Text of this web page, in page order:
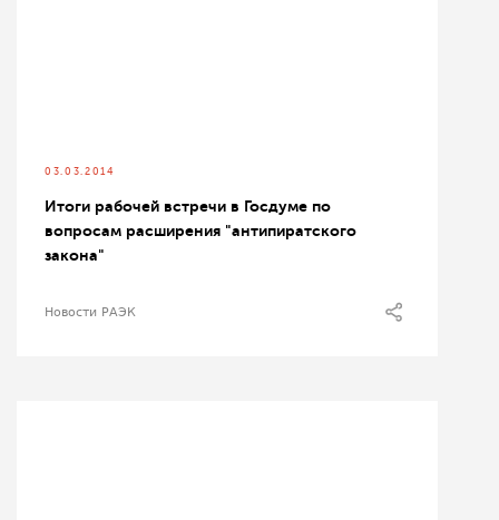
03.03.2014
Итоги рабочей встречи в Госдуме по
вопросам расширения "антипиратского
закона"
Новости РАЭК